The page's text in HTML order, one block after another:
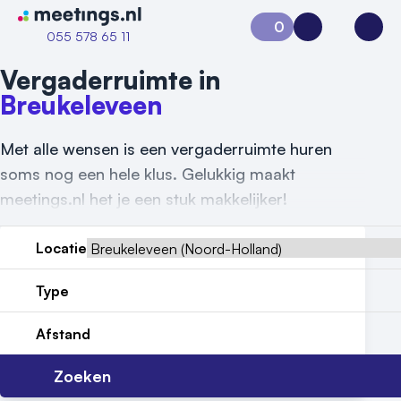
Naar home van Meetings
055 578 65 11
Vraag locatie aan
Locatiegids
Nieuws
0
Aanvraag 0Inloggen
Vergaderruimte in
Breukeleveen
Met alle wensen is een vergaderruimte huren
soms nog een hele klus. Gelukkig maakt
meetings.nl het je een stuk makkelijker!
Locatie
Type
Afstand
Zoeken